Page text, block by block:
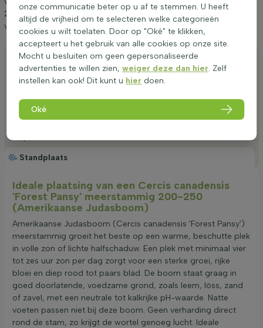
200-250. Door deze tips op te volgen weet u zeker dat u lang
van Amerikaanse Judasboom kunt genieten.
Standplaats
Aanplanten
Snoeien
Bemesten
Ideale plaatsing van een Cercis canadensis
'Forest Pansy' meerstammig 200-250
(Amerikaanse Judasboom)
Amerikaanse Judasboom (Cercis canadensis 'Forest Pansy')
meerstammig groeit het beste op een warme, beschutte plek
in volle zon of lichte halfschaduw. Een plek met minimaal vier
tot zes uur zon per dag zorgt voor een sterke groei, rijke
bloei en diep rood tot paars blad. De boom staat graag in
goed doorlatende, voedzame grond, zoals leem, löss, zand
of zavel, met een neutrale tot kalkrijke pH-waarde. Natte
voeten passen niet bij deze boom. Geen verharding direct
rond de stam, zo krijgt de wortel genoeg lucht. Ideale
onze communicatie beter op u af te stemmen. U heeft
altijd de vrijheid om te selecteren welke categorieën
cookies u wilt toelaten. Door op "Oké" te klikken,
accepteert u het gebruik van alle cookies op onze site.
Mocht u besluiten om geen gepersonaliseerde
advertenties te willen zien,weiger deze dan hier. Zelf
instellen kan ook! Dit kunt u hier doen.
Oké